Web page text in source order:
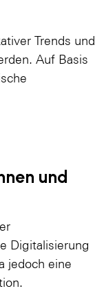
Trends und
Auf Basis
und
Digitalisierung
jedoch eine